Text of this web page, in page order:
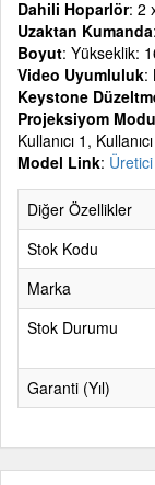
Dahili Hoparlör: 2
Uzaktan Kumanda
Boyut: Yükseklik:
Video Uyumluluk:
Keystone
Projeksiyom Modu
Kullanıcı 1,
Model Link:
Diğer Özellikler
Stok Kodu
Marka
Stok Durumu
Garanti (Yıl)